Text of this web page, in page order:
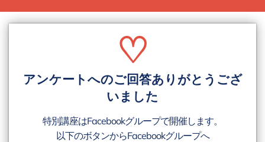
♡
アンケートへのご回答ありがとうござ
いました
特別講座はFacebookグループで開催します。
以下のボタンからFacebookグループへ